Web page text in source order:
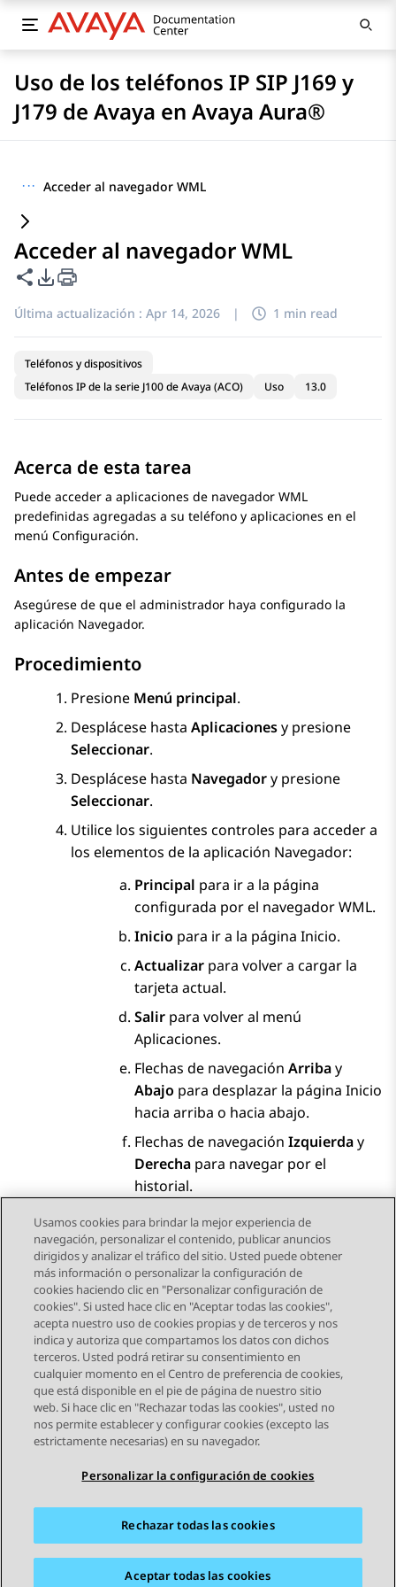
Uso de los teléfonos IP SIP J169 y
J179 de Avaya en Avaya Aura®
··· Acceder al navegador WML
Acceder al navegador WML
Compartir esta página
Opciones de exportación de PDF
Última actualización : Apr 14, 2026 | 1 min read
Teléfonos y dispositivos
Teléfonos IP de la serie J100 de Avaya (ACO)
Uso 13.0
Acerca de esta tarea
Puede acceder a aplicaciones de navegador WML
predefinidas agregadas a su teléfono y aplicaciones en el
menú Configuración.
Antes de empezar
Asegúrese de que el administrador haya configurado la
aplicación Navegador.
Procedimiento
Presione Menú principal.
Desplácese hasta Aplicacionesy presione
Seleccionar.
Desplácese hasta Navegadory presione
Seleccionar.
Utilice los siguientes controles para acceder a
los elementos de la aplicación Navegador:
Principal para ir a la página
configurada por el navegador WML.
Inicio para ir a la página Inicio.
Actualizar para volver a cargar la
tarjeta actual.
Salir para volver al menú
Aplicaciones.
Flechas de navegación Arribay
Abajo para desplazar la página Inicio
hacia arriba o hacia abajo.
Flechas de navegación Izquierday
Derecha para navegar por el
historial.
Send Feedback
Navegación de tema
Tema anterior Tema siguiente
STAY CONNECTED
Mapa del sitio Condiciones de Uso
Privacidad
Política de Cookies
Marcas registradas
Usamos cookies para brindar la mejor experiencia de
navegación, personalizar el contenido, publicar anuncios
dirigidos y analizar el tráfico del sitio. Usted puede obtener
más información o personalizar la configuración de
cookies haciendo clic en "Personalizar configuración de
cookies". Si usted hace clic en "Aceptar todas las cookies",
acepta nuestro uso de cookies propias y de terceros y nos
indica y autoriza que compartamos los datos con dichos
terceros. Usted podrá retirar su consentimiento en
cualquier momento en el Centro de preferencia de cookies,
que está disponible en el pie de página de nuestro sitio
web. Si hace clic en "Rechazar todas las cookies", usted no
nos permite establecer y configurar cookies (excepto las
estrictamente necesarias) en su navegador.
Personalizar la configuración de cookies
Rechazar todas las cookies
Aceptar todas las cookies